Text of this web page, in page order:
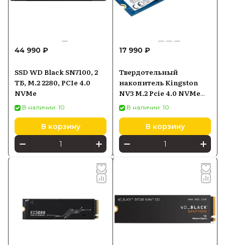
44 990 ₽
SSD WD Black SN7100, 2
ТБ, M.2 2280, PCIe 4.0
NVMe
В наличии: 10
В корзину
17 990 ₽
Твердотельный
накопитель Kingston
NV3 M.2 Pcie 4.0 NVMe
500GB SNV3S500G
В наличии: 10
В корзину